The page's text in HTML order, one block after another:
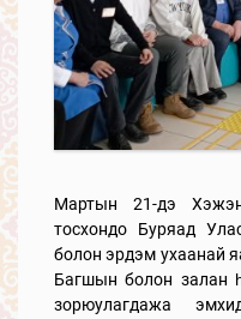
Мартын 21-дэ
тосхондо Буряад
болон эрдэм ухаанай
Багшын болон залан
зорюулагдажа